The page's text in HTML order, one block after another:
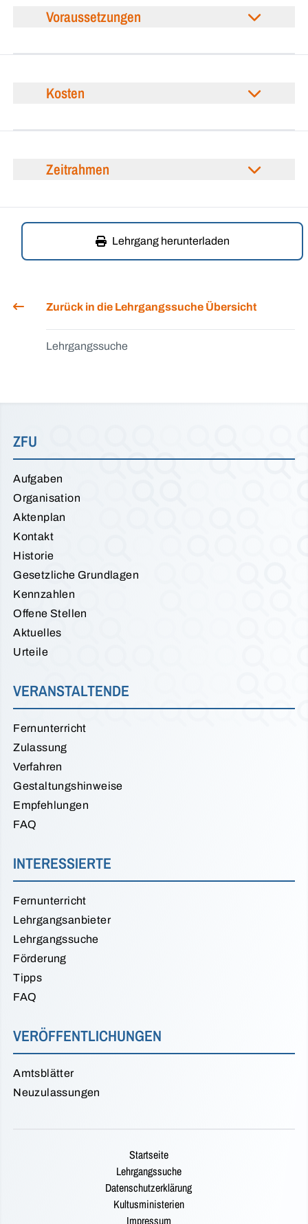
Voraussetzungen
Kosten
Zeitrahmen
Lehrgang herunterladen
Zurück in die Lehrgangssuche Übersicht
Lehrgangssuche
ZFU
Aufgaben
Organisation
Aktenplan
Kontakt
Historie
Gesetzliche Grundlagen
Kennzahlen
Offene Stellen
Aktuelles
Urteile
VERANSTALTENDE
Fernunterricht
Zulassung
Verfahren
Gestaltungshinweise
Empfehlungen
FAQ
INTERESSIERTE
Fernunterricht
Lehrgangsanbieter
Lehrgangssuche
Förderung
Tipps
FAQ
VERÖFFENTLICHUNGEN
Amtsblätter
Neuzulassungen
Startseite
Lehrgangssuche
Datenschutzerklärung
Kultusministerien
Impressum